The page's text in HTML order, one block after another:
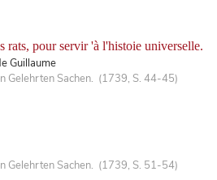
rats, pour servir 'à l'histoie universelle.
Guillaume
Gelehrten Sachen. (1739, S. 44-45)
Gelehrten Sachen. (1739, S. 51-54)